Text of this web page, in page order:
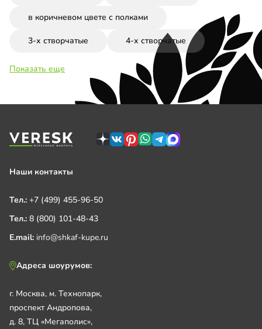
в коричневом цвете с полками
3-х створчатые 4-х створчатые
Показать еще
Наши контакты
Тел.: +7 (499) 455-96-50
Тел.: 8 (800) 101-48-43
E.mail: info@shkaf-kupe.ru
Адреса шоурумов:
г. Москва, м. Технопарк,
проспект Андропова,
д. 8, ТЦ «Мегаполис»,